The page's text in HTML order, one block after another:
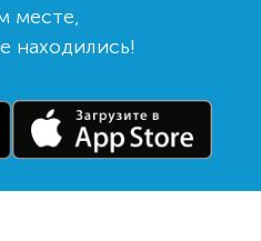
месте,
находились!